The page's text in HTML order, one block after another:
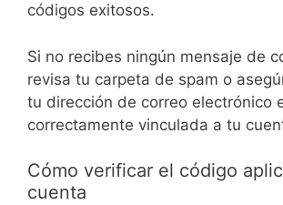
códigos exitosos.
Si no recibes ningún mensaje de
revisa tu carpeta de spam o
tu dirección de correo electrónico
correctamente vinculada a tu
Cómo verificar el código
cuenta